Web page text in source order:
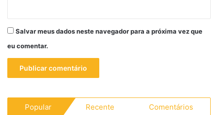
Salvar meus dados neste navegador para a próxima vez que
eu comentar.
Popular Recente Comentários